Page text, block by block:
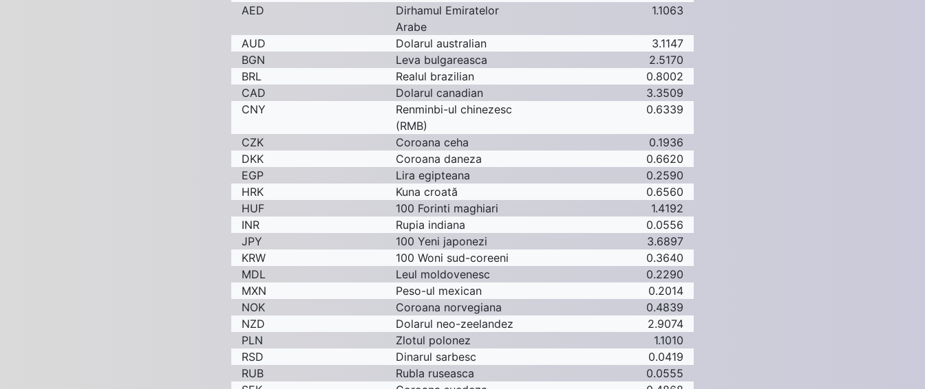
AED
Dirhamul Emiratelor
Arabe
1.1063
AUD Dolarul australian
3.1147
BGN
Leva bulgareasca
2.5170
BRL
Realul brazilian
0.8002
CAD
Dolarul canadian
3.3509
CNY
Renminbi-ul chinezesc
(RMB)
0.6339
CZK Coroana ceha
0.1936
DKK
Coroana daneza
0.6620
EGP
Lira egipteana
0.2590
HRK
Kuna croată
0.6560
HUF
100 Forinti maghiari
1.4192
INR
Rupia indiana
0.0556
JPY
100 Yeni japonezi
3.6897
KRW
100 Woni sud-coreeni
0.3640
MDL
Leul moldovenesc
0.2290
MXN
Peso-ul mexican
0.2014
NOK
Coroana norvegiana
0.4839
NZD
Dolarul neo-zeelandez
2.9074
PLN
Zlotul polonez
1.1010
RSD
Dinarul sarbesc
0.0419
RUB
Rubla ruseasca
0.0555